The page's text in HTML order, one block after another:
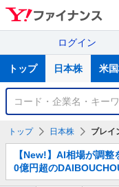
ログイン
サ
トップ 日本株 米
銘
検
トップ 日本株 ブレイ
知
ら
【New!】AI相場が調
0億円超の